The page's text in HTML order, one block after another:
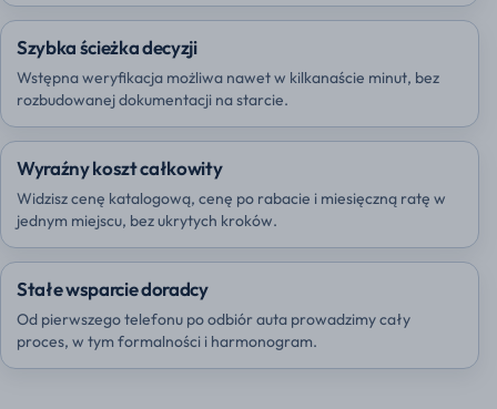
Szybka ścieżka decyzji
Wstępna weryfikacja możliwa nawet w kilkanaście minut, bez
rozbudowanej dokumentacji na starcie.
Wyraźny koszt całkowity
Widzisz cenę katalogową, cenę po rabacie i miesięczną ratę w
jednym miejscu, bez ukrytych kroków.
Stałe wsparcie doradcy
Od pierwszego telefonu po odbiór auta prowadzimy cały
proces, w tym formalności i harmonogram.